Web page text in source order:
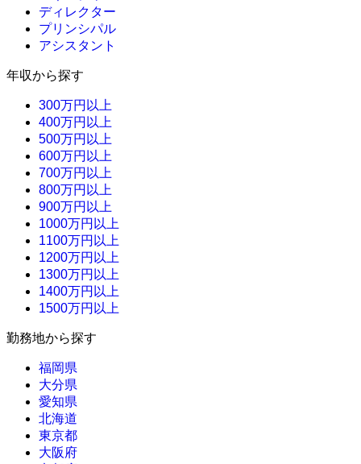
ディレクター
プリンシパル
アシスタント
年収から探す
300万円以上
400万円以上
500万円以上
600万円以上
700万円以上
800万円以上
900万円以上
1000万円以上
1100万円以上
1200万円以上
1300万円以上
1400万円以上
1500万円以上
勤務地から探す
福岡県
大分県
愛知県
北海道
東京都
大阪府